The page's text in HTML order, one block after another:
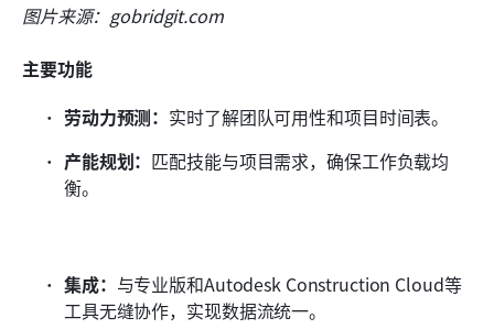
图片来源：gobridgit.com
主要功能
劳动力预测： 实时了解团队可用性和项目时间表。
产能规划： 匹配技能与项目需求，确保工作负载均
衡。
集成： 与专业版和Autodesk Construction Cloud等
工具无缝协作，实现数据流统一。